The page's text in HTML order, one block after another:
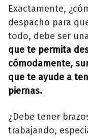
Exactamente,
despacho para
todo, debe ser
que te permita
cómodamente,
que te ayude a
piernas.
¿Debe tener
trabajando,